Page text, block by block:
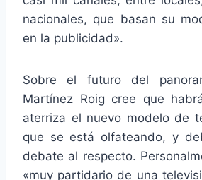
nacionales, que basan su
en la publicidad».
Sobre el futuro del
Martínez Roig cree que
aterriza el nuevo modelo de
que se está olfateando, y
debate al respecto.
«muy partidario de una